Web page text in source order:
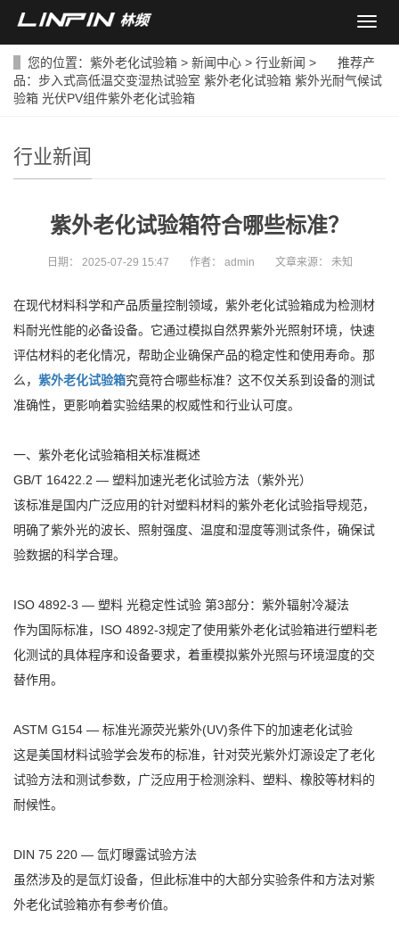
导
菜
单
您的位置： 紫外老化试验箱 > 新闻中心 > 行业新闻 > 推荐产
品： 步入式高低温交变湿热试验室 紫外老化试验箱 紫外光耐气候试
验箱 光伏PV组件紫外老化试验箱
行业新闻
紫外老化试验箱符合哪些标准？
日期： 2025-07-29 15:47 作者： admin 文章来源： 未知
在现代材料科学和产品质量控制领域，紫外老化试验箱成为检测材
料耐光性能的必备设备。它通过模拟自然界紫外光照射环境，快速
评估材料的老化情况，帮助企业确保产品的稳定性和使用寿命。那
么， 紫外老化试验箱究竟符合哪些标准？这不仅关系到设备的测试
准确性，更影响着实验结果的权威性和行业认可度。
一、紫外老化试验箱相关标准概述
GB/T 16422.2 — 塑料加速光老化试验方法（紫外光）
该标准是国内广泛应用的针对塑料材料的紫外老化试验指导规范，
明确了紫外光的波长、照射强度、温度和湿度等测试条件，确保试
验数据的科学合理。
ISO 4892-3 — 塑料 光稳定性试验 第3部分：紫外辐射冷凝法
作为国际标准，ISO 4892-3规定了使用紫外老化试验箱进行塑料老
化测试的具体程序和设备要求，着重模拟紫外光照与环境湿度的交
替作用。
ASTM G154 — 标准光源荧光紫外(UV)条件下的加速老化试验
这是美国材料试验学会发布的标准，针对荧光紫外灯源设定了老化
试验方法和测试参数，广泛应用于检测涂料、塑料、橡胶等材料的
耐候性。
DIN 75 220 — 氙灯曝露试验方法
虽然涉及的是氙灯设备，但此标准中的大部分实验条件和方法对紫
外老化试验箱亦有参考价值。